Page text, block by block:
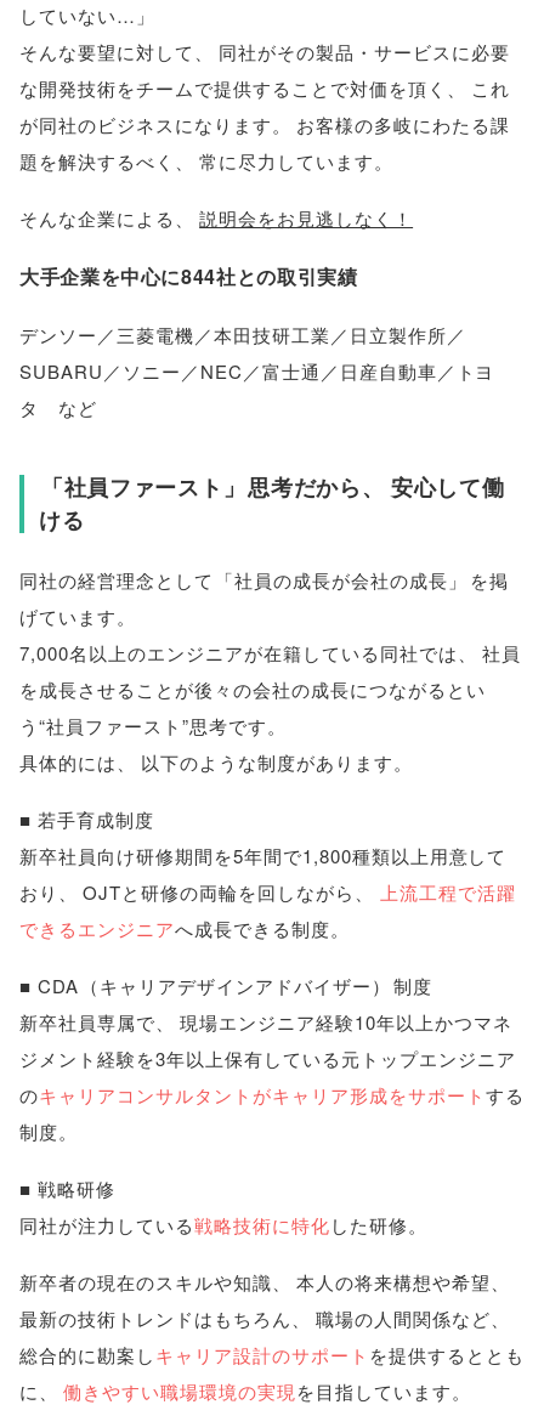
していない… 」
そんな要望に対して
同社がその製品・サービスに必要
な開発技術をチームで提供することで対価を頂く
これ
が同社のビジネスになります。
お客様の多岐にわたる課
題を解決するべく
常に尽力しています。
そんな企業による 説明会をお見逃しなく！
大手企業を中心に844社との取引実績
デンソー／三菱電機／本田技研工業／日立製作所／
SUBARU／ソニー／NEC／富士通／日産自動車／トヨ
タ など
「社員ファースト 」 思考だから、
安心して働
ける
同社の経営理念として 「社員の成長が会社の成長 」
を掲
げています。
7,000名以上のエンジニアが在籍している同社では、
社員
を成長させることが後々の会社の成長につながるとい
う“社員ファースト”思考です。
具体的には、 以下のような制度があります。
■ 若手育成制度
新卒社員向け研修期間を5年間で1,800種類以上用意して
おり 、 OJTと研修の両輪を回しながら 、
上流工程で活躍
できるエンジニアへ成長できる制度。
■ CDA （キャリアデザインアドバイザー） 制度
新卒社員専属で、
現場エンジニア経験10年以上かつマネ
ジメント経験を3年以上保有している元トップエンジニア
のキャリアコンサルタントがキャリア形成をサポートする
制度。
■ 戦略研修
同社が注力している戦略技術に特化した研修。
新卒者の現在のスキルや知識、 本人の将来構想や希望、
最新の技術トレンドはもちろん、 職場の人間関係など、
総合的に勘案しキャリア設計のサポート を提供するととも
に、 働きやすい職場環境の実現を目指しています。